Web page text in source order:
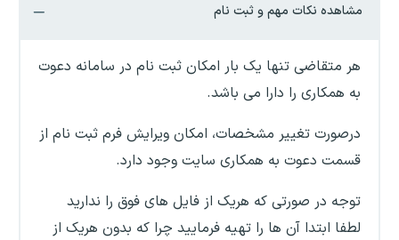
مشاهده نکات مهم و ثبت نام
هر متقاضی تنها یک بار امکان ثبت نام در سامانه دعوت
به همکاری را دارا می باشد.
درصورت تغییر مشخصات، امکان ویرایش فرم ثبت نام از
قسمت دعوت به همکاری سایت وجود دارد.
توجه در صورتی که هریک از فایل های فوق را ندارید
لطفا ابتدا آن ها را تهیه فرمایید چرا که بدون هریک از